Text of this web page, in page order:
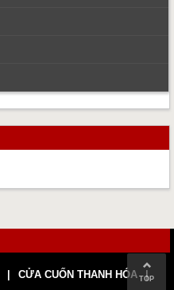
CỬA CUỐN THANH HÓA TOP